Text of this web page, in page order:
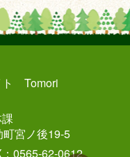
ト Tomori
宮ノ後19-5
0565-62-0612